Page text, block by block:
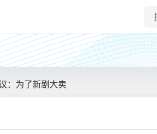
：为了新剧大卖